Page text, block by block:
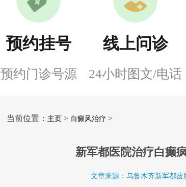
预约挂号
预约门诊号源
线上问诊
24小时图文/电话
当前位置： 主页> 白癜风治疗 >
新军都医院治疗白癫
文章来源：乌鲁木齐新军都皮